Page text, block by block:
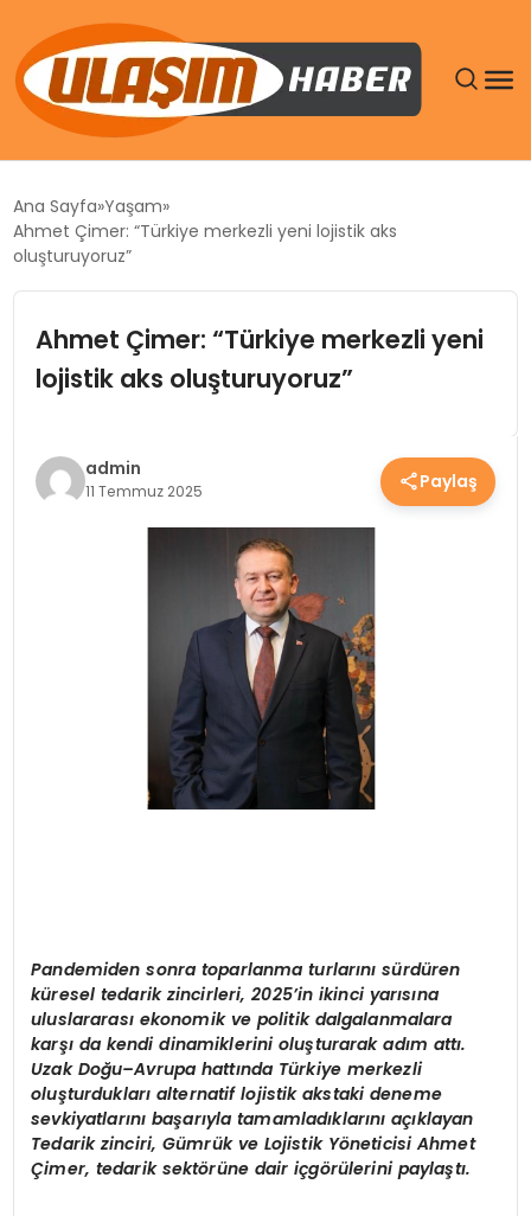
SIYASET
EKONOMI
TEKNOLOJI
Ana Sayfa Yaşam
Ahmet Çimer: “Türkiye merkezli yeni lojistik aks
oluşturuyoruz”
Ahmet Çimer: “Türkiye merkezli yeni
lojistik aks oluşturuyoruz”
admin
11 Temmuz 2025 Paylaş
Pandemiden sonra toparlanma turlarını sürdüren
küresel tedarik zincirleri, 2025’in ikinci yarısına
uluslararası ekonomik ve politik dalgalanmalara
karşı da kendi dinamiklerini oluşturarak adım attı.
Uzak Doğu–Avrupa hattında Türkiye merkezli
oluşturdukları alternatif lojistik akstaki deneme
sevkiyatlarını başarıyla tamamladıklarını açıklayan
Tedarik zinciri, Gümrük ve Lojistik Yöneticisi Ahmet
Çimer, tedarik sektörüne dair içgörülerini paylaştı.